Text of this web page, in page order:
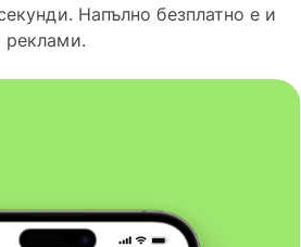
Напълно безплатно е и
реклами.